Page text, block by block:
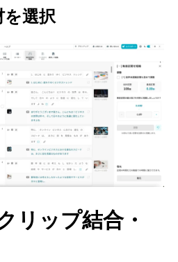
選択
リップ結合・